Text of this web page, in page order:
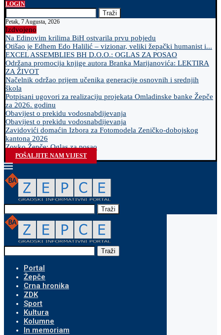
LOGIN
Traži
Petak, 7 Augusta, 2026
Izdvojeno
Na Edinovim krilima BiH ostvarila prvu pobjedu
Otišao je Edhem Edo Halilić – vizionar, veliki žepački humanist i...
EXCEL ASSEMBLIES BH D.O.O.: OGLAS ZA POSAO
Održana promocija knjige autora Branka Marijanovića: LEKTIRA
ZA ŽIVOT
Načelnik održao prijem učenika generacije osnovnih i srednjih
škola
Potpisani ugovori za realizaciju projekata Omladinske banke Žepče
za 2026. godinu
Obavijest o prekidu vodosnabdijevanja
Obavijest o prekidu vodosnabdijevanja
Zavidovići domaćin Izbora za Fotomodela Zeničko-dobojskog
kantona 2026
Zovko Žepče: Oglas za posao
POŠALJITE NAM VIJEST
Traži
Traži
Portal
Žepče
Crna hronika
ZDK
Sport
Kultura
Kolumne
In memoriam